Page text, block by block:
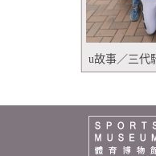
u故事／三代